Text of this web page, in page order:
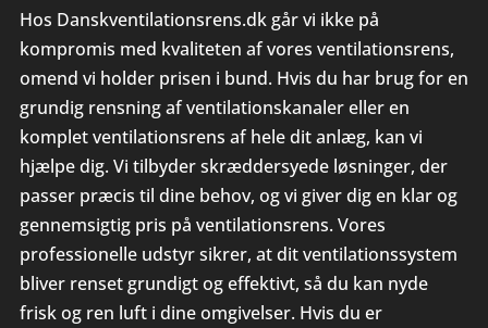
Hos Danskventilationsrens.dk går vi ikke på
kompromis med kvaliteten af vores ventilationsrens,
omend vi holder prisen i bund. Hvis du har brug for en
grundig rensning af ventilationskanaler eller en
komplet ventilationsrens af hele dit anlæg, kan vi
hjælpe dig. Vi tilbyder skræddersyede løsninger, der
passer præcis til dine behov, og vi giver dig en klar og
gennemsigtig pris på ventilationsrens. Vores
professionelle udstyr sikrer, at dit ventilationssystem
bliver renset grundigt og effektivt, så du kan nyde
frisk og ren luft i dine omgivelser. Hvis du er